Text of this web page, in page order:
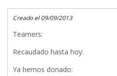
Creado el 09/09/2013
Teamers:
Recaudado hasta hoy:
Ya hemos donado: